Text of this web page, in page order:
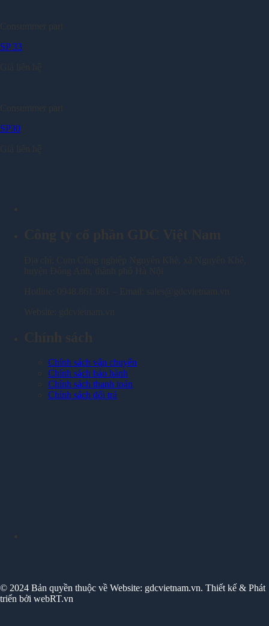
SP 33
SP30
Chính sách vận chuyển
Chính sách bảo hành
Chính sách thanh toán
Chính sách đổi trả
© 2024 Bản quyền thuộc về Website: gdcvietnam.vn. Thiết kế & Phát
triển bởi webRT.vn